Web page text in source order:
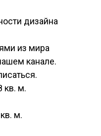
дизайна
из мира
канале.
кв. м.
м.